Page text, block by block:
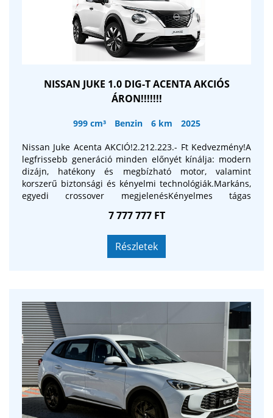
NISSAN JUKE 1.0 DIG-T ACENTA AKCIÓS
ÁRON!!!!!!!
999 cm³ Benzin 6 km 2025
Nissan Juke Acenta AKCIÓ!2.212.223.- Ft Kedvezmény!A
legfrissebb generáció minden előnyét kínálja: modern
dizájn, hatékony és megbízható motor, valamint
korszerű biztonsági és kényelmi technológiák.Markáns,
egyedi crossover megjelenésKényelmes tágas
vezetéstámogató és biztonsági rendszerekGazdaságos,
mégis dinamikus motorKedvező fenntartási költségekA
hírdetésben szereplő kép illusztráció. Az akciós ár
visszavonásig, illetve a készlet erejéig érvényes!
7 777 777 FT
Részletek